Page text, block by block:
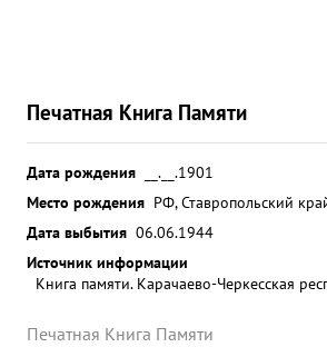
Печатная Книга Памяти
Дата рождения
__.__.1901
Место рождения РФ, Ставропольский
Дата выбытия 06.06.1944
Источник информации
Книга памяти. Карачаево-Черкесская
Печатная Книга Памяти